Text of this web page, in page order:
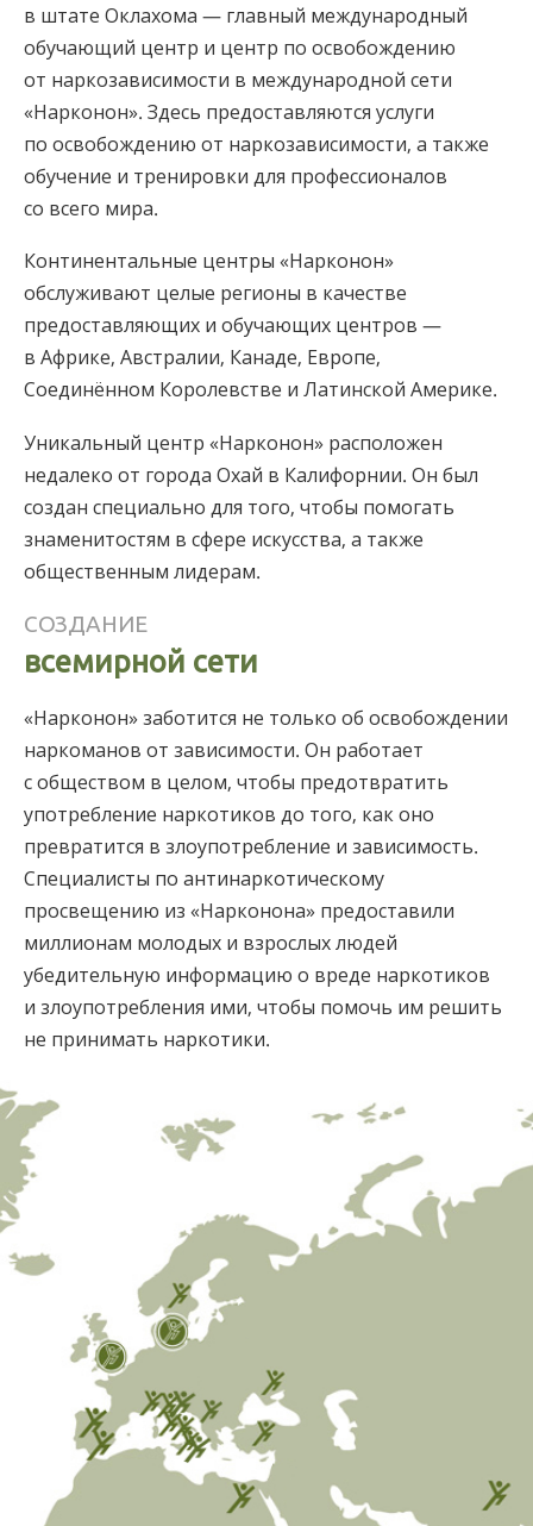
в штате Оклахома — главный международный
обучающий центр и центр по освобождению
от наркозависимости в международной сети
«Нарконон». Здесь предоставляются услуги
по освобождению от наркозависимости, а также
обучение и тренировки для профессионалов
со всего мира.
Континентальные центры «Нарконон»
обслуживают целые регионы в качестве
предоставляющих и обучающих центров —
в Африке, Австралии, Канаде, Европе,
Соединённом Королевстве и Латинской Америке.
Уникальный центр «Нарконон» расположен
недалеко от города Охай в Калифорнии. Он был
создан специально для того, чтобы помогать
знаменитостям в сфере искусства, а также
общественным лидерам.
СОЗДАНИЕ
всемирной сети
«Нарконон» заботится не только об освобождении
наркоманов от зависимости. Он работает
с обществом в целом, чтобы предотвратить
употребление наркотиков до того, как оно
превратится в злоупотребление и зависимость.
Специалисты по антинаркотическому
просвещению из «Нарконона» предоставили
миллионам молодых и взрослых людей
убедительную информацию о вреде наркотиков
и злоупотребления ими, чтобы помочь им решить
не принимать наркотики.